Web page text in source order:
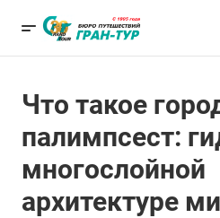
Что такое
палимпсест:
многослойной
архитектуре